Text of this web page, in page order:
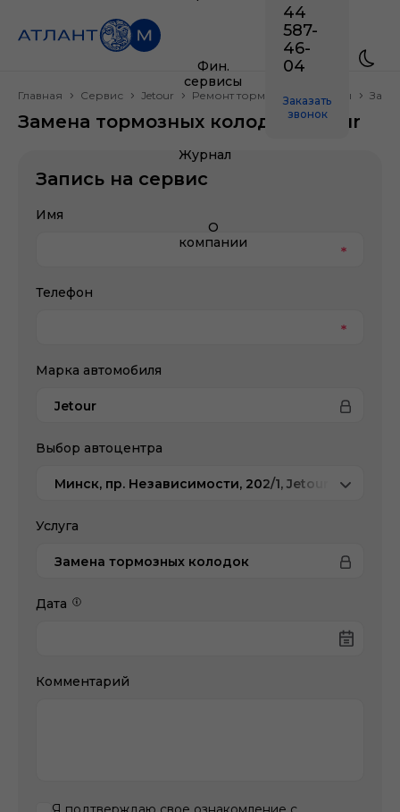
Фин.
сервисы
Журнал
О
компании
44
587-
46-
04
Заказать
звонок
Главная Сервис Jetour Ремонт тормозной системы
Замена тормозных колодок Jetour
Запись на сервис
Имя
Телефон
Марка автомобиля
Jetour
Выбор автоцентра
Минск, пр. Независимости, 202/1, Jetour Атлант-
Услуга
Замена тормозных колодок
Дата
Комментарий